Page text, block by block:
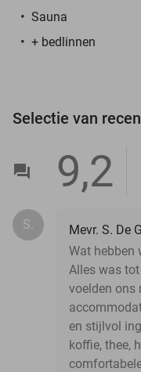
Sauna
+ bedlinnen
Selectie van
9,2
S.
Mevr. S. De
Wat hebben
Alles was
voelden ons
en stijlvol
koffie, thee,